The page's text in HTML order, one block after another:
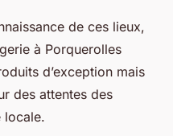
de ces lieux,
à Porquerolles
d’exception mais
des attentes des
locale.